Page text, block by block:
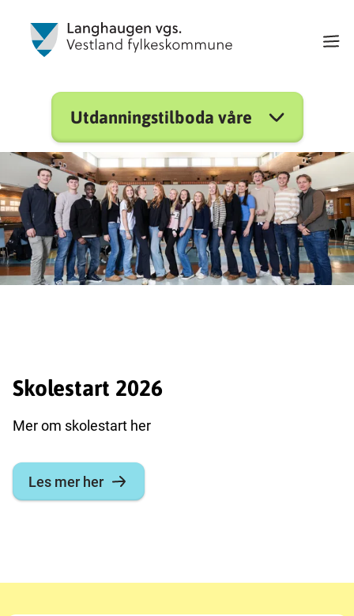
Utdanningstilboda våre
Skolestart 2026
Mer om skolestart her
Les mer her